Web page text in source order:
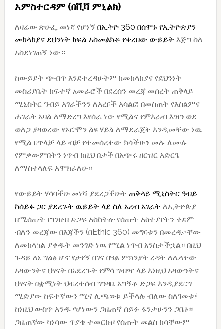
አምስተርዳም (በቪቫ ምኒልክ)
ለዛሬው ጽሁፌ መነሻ የሆነኝ በኢትዮ 360 በሰሞኑ የኢትዮጵያን
መከላከያና ደህንነት ክፍል አስመልክቶ የቀረበው ውይይት እጅግ ስለ
አስደነገጠኝ ነው።
ከውይይት ጭብጥ እንደተረዳሁትም ከመከላከያና የደህንነት
መስሪያቤት ከፍተኛ አመራሮች በደረሰን መረጃ መሰረት ጠቅላይ
ሚኒስትር ዓብይ አገራችንን ለአረቦች አሳልፎ በመስጠት የእስልምና
ሐገራት አባል ለማድረግ እየሰራ ነው የሚልና የምእራብ እዝን ወደ
ወለጋ ያዛወረው የኦሮሞን ልዩ ሃይል ለማደራጀት እንዲመቸው ነዉ
የሚል በጥላቻ ላይ ብቻ የተመሰረተው ክሳችሁን መሉ ለሙሉ
የምቃውምበትን ነጥብ ከዚህ በታች በአጭሩ ዘርዝር አድርጌ
ለማስተላለፍ እሞክራለሁ።
የውይይት ሃሳባችሁ መነሻ ያደረጋችሁት ጠቅላይ ሚኒስትር ዓብይ
ከሰይፉጋር ያደረጉት ዉይይት ላይ ስለ አረብ አገራት ለኢትዮጵያ
በሚሰጡት የገንዘብ ድጋፍ አስከትሎ የሰጡት አስተያየትን ቀደም
ብለን መረጃው በእጃችን (በEthio 360) መግባቱን በመረዳታቸው
ለመከላከል ያቀዱት መንገድ ነዉ የሚል ነጥብ አንስታችኋል። በዚህ
ጉዳይ ለኔ ግልፅ ሆኖ የታየኝ በገና በዓል ምክንያት ረዳት ለሌላቸው
አዛውንትና ህፃናት በአደረጉት የምሳ ግብዣ ላይ እነዚህ አዛውንትና
ህፃናት በቋሚነት ህብረተሰብ ግንዛቤ አግኝቶ ድጋፍ እንዲያደርግ
ሚድያው ከፍተኛውን ሚና ሊጫወቱ ይችላሉ ብለው ስለገመቱ፤
ከነዚህ ውስጥ አንዱ የሆነውን ጋዜጠኛ ሰይፉ ፋንታሁንን ጋበዙ።
ጋዜጠኛው ካነሳው ጥያቄ ተመርኩዞ የሰጡት መልስ ከሳቸውም